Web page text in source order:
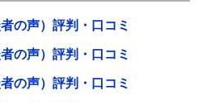
の声）評判・口コミ
の声）評判・口コミ
の声）評判・口コミ